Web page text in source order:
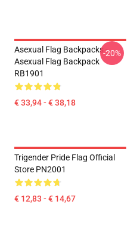
Asexual Flag Backpacks -
Asexual Flag Backpack
RB1901
€ 33,94 - € 38,18
-20%
Trigender Pride Flag Official
Store PN2001
€ 12,83 - € 14,67